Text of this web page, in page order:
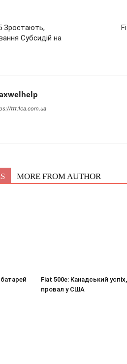
Зростають,
Субсидій на
ttt.1ca.com.ua
MORE FROM AUTHOR
Fiat 500e: Канадський успіх,
провал у США